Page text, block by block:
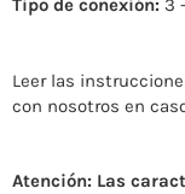
Tipo de conexión: 3
Leer las
con nosotros en
Atención: Las